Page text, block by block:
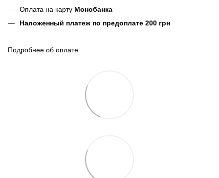
Оплата на карту Монобанка
Наложенный платеж по предоплате 200 грн
Подробнее об оплате